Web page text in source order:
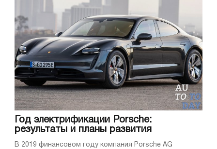
Год электрификации Porsche:
результаты и планы развития
В 2019 финансовом году компания Porsche AG